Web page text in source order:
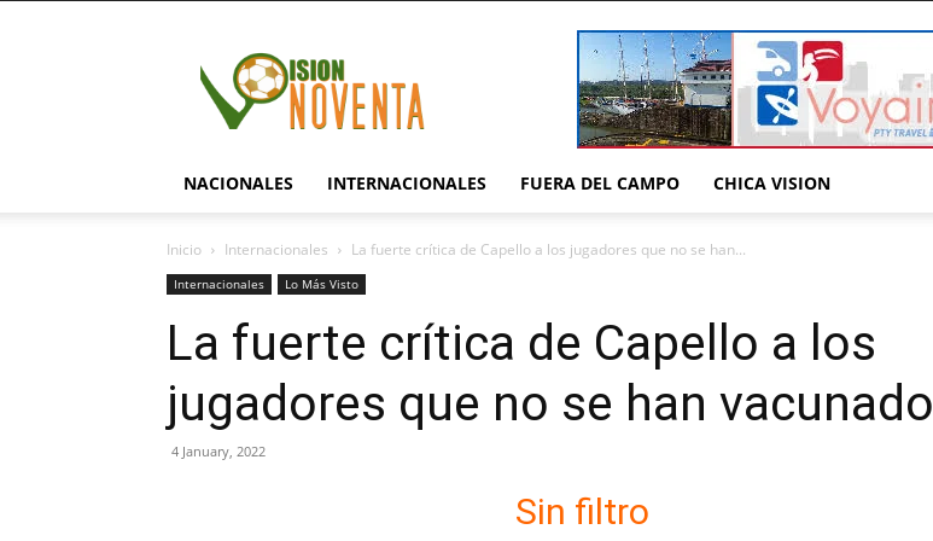
NACIONALES INTERNACIONALES FUERA DEL CAMPO CHICA VISION
Inicio Internacionales La fuerte crítica de Capello a los jugadores que no se han...
Internacionales Lo Más Visto
La fuerte crítica de Capello a los
jugadores que no se han vacunado
4 January, 2022
Sin filtro